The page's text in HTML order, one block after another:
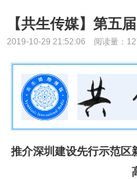
【共生传媒】第五
2019-10-29 21:52:06 阅读量：
推介深圳建设先行示范区